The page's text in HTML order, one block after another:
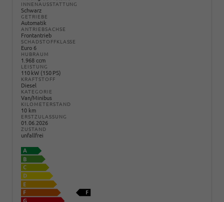
INNENAUSSTATTUNG
Schwarz
GETRIEBE
Automatik
ANTRIEBSACHSE
Frontantrieb
SCHADSTOFFKLASSE
Euro 6
HUBRAUM
1.968 ccm
LEISTUNG
110 kW (150 PS)
KRAFTSTOFF
Diesel
KATEGORIE
Van/Minibus
KILOMETERSTAND
10 km
ERSTZULASSUNG
01.06.2026
ZUSTAND
unfallfrei